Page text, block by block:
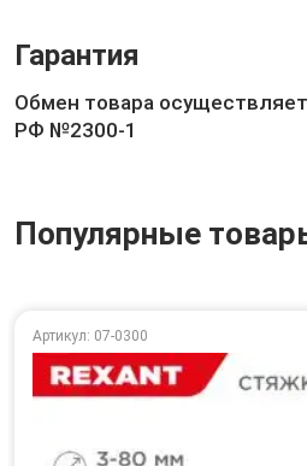
Гарантия
Обмен товара
РФ №2300-1
Популярные
Артикул: 07-0300